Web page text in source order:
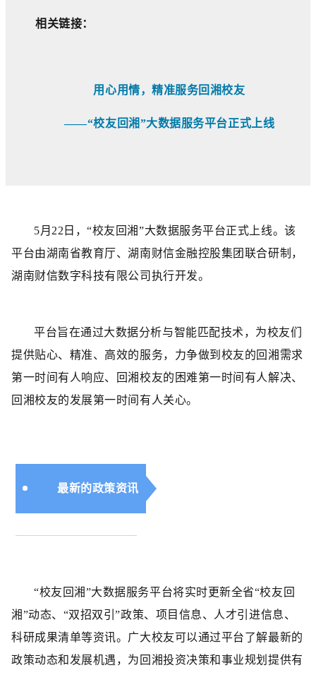
相关链接：
用心用情，精准服务回湘校友
——“校友回湘”大数据服务平台正式上线
5月22日，“校友回湘”大数据服务平台正式上线。该
平台由湖南省教育厅、湖南财信金融控股集团联合研制，
湖南财信数字科技有限公司执行开发。
平台旨在通过大数据分析与智能匹配技术，为校友们
提供贴心、精准、高效的服务，力争做到校友的回湘需求
第一时间有人响应、回湘校友的困难第一时间有人解决、
回湘校友的发展第一时间有人关心。
最新的政策资讯
“校友回湘”大数据服务平台将实时更新全省“校友回
湘”动态、“双招双引”政策、项目信息、人才引进信息、
科研成果清单等资讯。广大校友可以通过平台了解最新的
政策动态和发展机遇，为回湘投资决策和事业规划提供有